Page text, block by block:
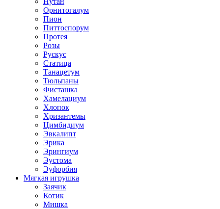
Орнитогалум
Пион
Питтоспорум
Протея
Розы
Рускус
Статица
Танацетум
Тюльпаны
Фисташка
Хамелациум
Хлопок
Хризантемы
Цимбидиум
Эвкалипт
Эрика
Эрингиум
Эустома
Эуфорбия
Мягкая игрушка
Заячик
Котик
Мишка